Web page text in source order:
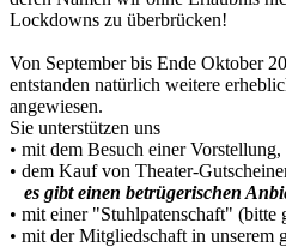
Lockdowns zu überbrücken!
Von September bis Ende Oktober
entstanden natürlich weitere
angewiesen.
Sie unterstützen uns
• mit dem Besuch einer Vorstellung,
• dem Kauf von Theater-
es gibt einen betrügerischen
• mit einer "Stuhlpatenschaft" (bitte
• mit der Mitgliedschaft in unserem